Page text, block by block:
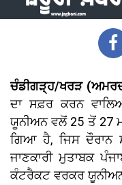
ਚੰਡੀਗੜ੍ਹ/ਖਰੜ
ਦਾ ਸਫ਼ਰ ਕਰਨ
ਯੂਨੀਅਨ ਵਲੋਂ 25 ਤੋਂ 27
ਗਿਆ ਹੈ, ਜਿਸ ਦੌਰਾਨ
ਜਾਣਕਾਰੀ ਮੁਤਾਬਕ
ਕੰਟਰੈਕਟ ਵਰਕਰ ਯੂਨੀਅਨ